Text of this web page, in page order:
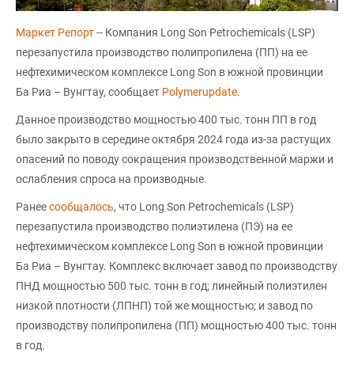
Маркет Репорт-- Компания Long Son Petrochemicals (LSP)
перезапустила производство полипропилена (ПП) на ее
нефтехимическом комплексе Long Son в южной провинции
Ба Риа – Вунгтау, сообщает Polymerupdate.
Данное производство мощностью 400 тыс. тонн ПП в год
было закрыто в середине октября 2024 года из-за растущих
опасений по поводу сокращения производственной маржи и
ослабления спроса на производные.
Ранеесообщалось, что Long Son Petrochemicals (LSP)
перезапустила производство полиэтилена (ПЭ) на ее
нефтехимическом комплексе Long Son в южной провинции
Ба Риа – Вунгтау. Комплекс включает завод по производству
ПНД мощностью 500 тыс. тонн в год; линейный полиэтилен
низкой плотности (ЛПНП) той же мощностью; и завод по
производству полипропилена (ПП) мощностью 400 тыс. тонн
в год.